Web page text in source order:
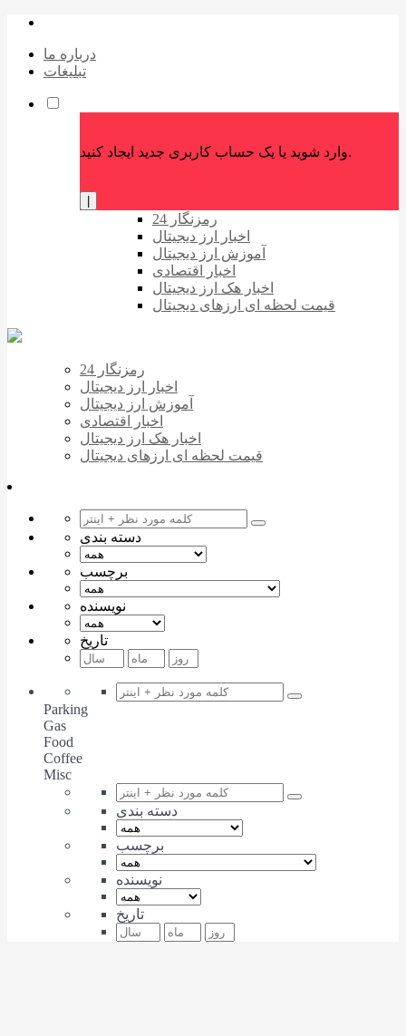
درباره ما
تبلیغات
وارد شوید یا یک حساب کاربری جدید ایجاد کنید.
رمزنگار 24
اخبار ارز دیجیتال
آموزش ارز دیجیتال
اخبار اقتصادی
اخبار هک ارز دیجیتال
قیمت لحظه ای ارزهای دیجیتال
رمزنگار 24
اخبار ارز دیجیتال
آموزش ارز دیجیتال
اخبار اقتصادی
اخبار هک ارز دیجیتال
قیمت لحظه ای ارزهای دیجیتال
دسته بندی
برچسب
نویسنده
تاریخ
Parking
Gas
Food
Coffee
Misc
دسته بندی
برچسب
نویسنده
تاریخ